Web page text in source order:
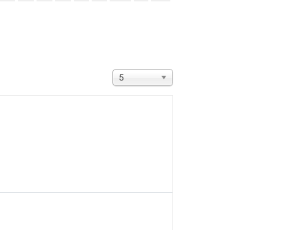
Tételek #
5